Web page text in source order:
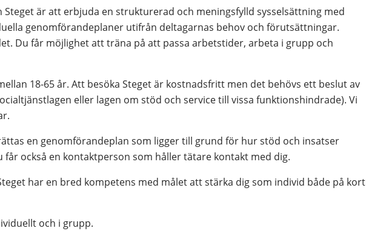
Steget är att erbjuda en strukturerad och meningsfylld sysselsättning med
genomförandeplaner utifrån deltagarnas behov och förutsättningar.
Du får möjlighet att träna på att passa arbetstider, arbeta i grupp och
18-65 år. Att besöka Steget är kostnadsfritt men det behövs ett beslut av
eller lagen om stöd och service till vissa funktionshindrade). Vi
en genomförandeplan som ligger till grund för hur stöd och insatser
får också en kontaktperson som håller tätare kontakt med dig.
har en bred kompetens med målet att stärka dig som individ både på kort
och i grupp.